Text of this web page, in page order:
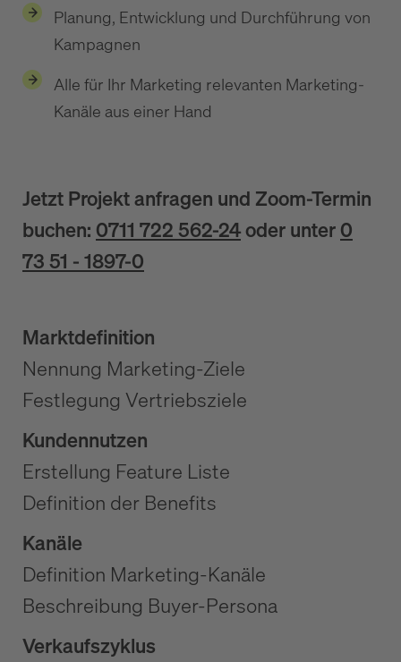
Planung, Entwicklung und Durchführung von
Kampagnen
Alle für Ihr Marketing relevanten Marketing-
Kanäle aus einer Hand
Jetzt Projekt anfragen und Zoom-Termin
buchen: 0711 722 562-24 oder unter 0
73 51 - 1897-0
Marktdefinition
Nennung Marketing-Ziele
Festlegung Vertriebsziele
Kundennutzen
Erstellung Feature Liste
Definition der Benefits
Kanäle
Definition Marketing-Kanäle
Beschreibung Buyer-Persona
Verkaufszyklus